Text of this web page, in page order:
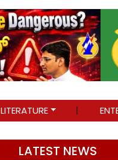
LITERATURE
LATEST NEWS